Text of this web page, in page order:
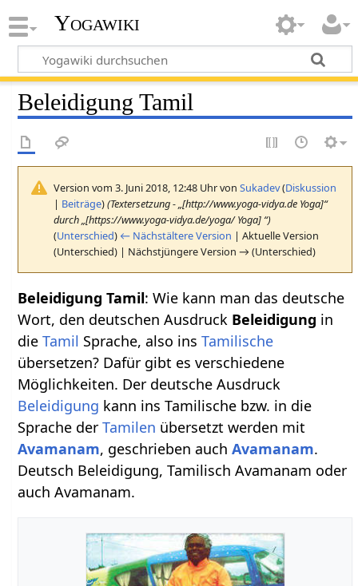
Yogawiki
Beleidigung Tamil
Version vom 3. Juni 2018, 12:48 Uhr vonSukadev(Diskussion
| Beiträge)(Textersetzung - „[http://www.yoga-vidya.de Yoga]“
durch „[https://www.yoga-vidya.de/yoga/ Yoga] “)
(Unterschied) ← Nächstältere Version | Aktuelle Version
(Unterschied) | Nächstjüngere Version → (Unterschied)
Beleidigung Tamil: Wie kann man das deutsche
Wort, den deutschen Ausdruck Beleidigung in
dieTamil Sprache, also insTamilische
übersetzen? Dafür gibt es verschiedene
Möglichkeiten. Der deutsche Ausdruck
Beleidigung kann ins Tamilische bzw. in die
Sprache derTamilen übersetzt werden mit
Avamanam, geschrieben auchAvamanam.
Deutsch Beleidigung, Tamilisch Avamanam oder
auch Avamanam.